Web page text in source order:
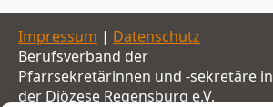
Impressum | Datenschutz
Berufsverband der
Pfarrsekretärinnen und -sekretäre in
der Diözese Regensburg e.V.